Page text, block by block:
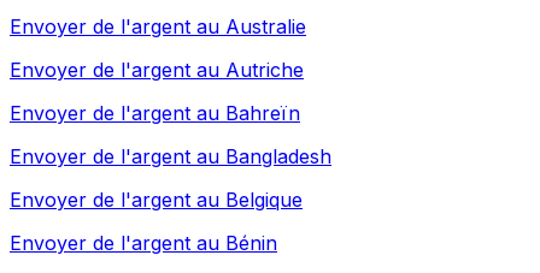
Envoyer de l'argent au Australie
Envoyer de l'argent au Autriche
Envoyer de l'argent au Bahreïn
Envoyer de l'argent au Bangladesh
Envoyer de l'argent au Belgique
Envoyer de l'argent au Bénin